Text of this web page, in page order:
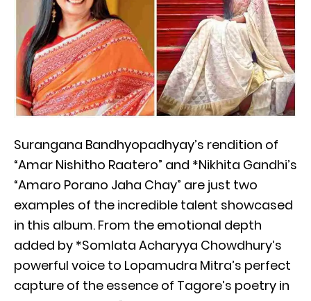
Surangana Bandhyopadhyay’s rendition of
“Amar Nishitho Raatero” and *Nikhita Gandhi’s
“Amaro Porano Jaha Chay” are just two
examples of the incredible talent showcased
in this album. From the emotional depth
added by *Somlata Acharyya Chowdhury’s
powerful voice to Lopamudra Mitra’s perfect
capture of the essence of Tagore’s poetry in